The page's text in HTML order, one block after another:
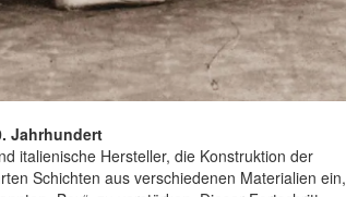
Jahrhundert
italienische Hersteller, die Konstruktion der
Schichten aus verschiedenen Materialien ein,